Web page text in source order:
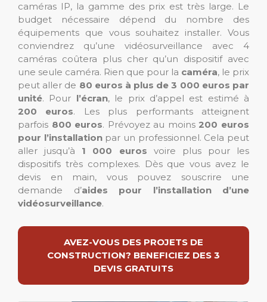
caméras IP, la gamme des prix est très large. Le
budget nécessaire dépend du nombre des
équipements que vous souhaitez installer. Vous
conviendrez qu’une vidéosurveillance avec 4
caméras coûtera plus cher qu’un dispositif avec
une seule caméra. Rien que pour la caméra, le prix
peut aller de 80 euros à plus de 3 000 euros par
unité. Pour l’écran, le prix d’appel est estimé à
200 euros. Les plus performants atteignent
parfois 800 euros. Prévoyez au moins200 euros
pour l’installation par un professionnel. Cela peut
aller jusqu’à 1 000 euros voire plus pour les
dispositifs très complexes. Dès que vous avez le
devis en main, vous pouvez souscrire une
demande d’aides pour l’installation d’une
vidéosurveillance.
AVEZ-VOUS DES PROJETS DE
CONSTRUCTION? BENEFICIEZ DES 3
DEVIS GRATUITS